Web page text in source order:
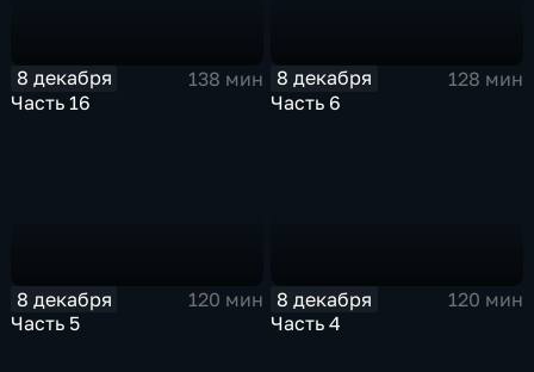
8 декабря
138 мин
Часть 16
8 декабря
128 мин
Часть 6
8 декабря
120 мин
Часть 5
8 декабря
120 мин
Часть 4